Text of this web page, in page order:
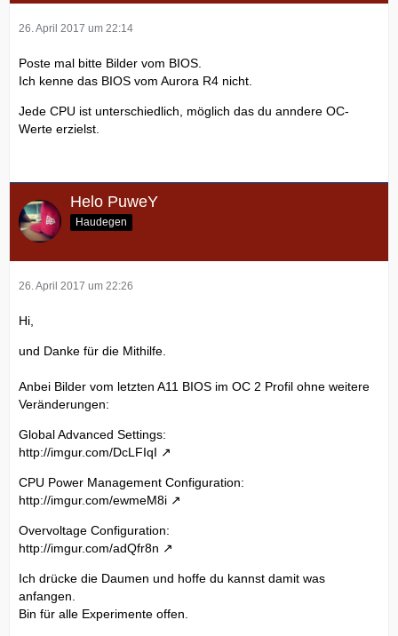
26. April 2017 um 22:14
Poste mal bitte Bilder vom BIOS.
Ich kenne das BIOS vom Aurora R4 nicht.
Jede CPU ist unterschiedlich, möglich das du anndere OC-
Werte erzielst.
Helo PuweY
Haudegen
26. April 2017 um 22:26
Hi,
und Danke für die Mithilfe.
Anbei Bilder vom letzten A11 BIOS im OC 2 Profil ohne weitere
Veränderungen:
Global Advanced Settings:
http://imgur.com/DcLFIqI
CPU Power Management Configuration:
http://imgur.com/ewmeM8i
Overvoltage Configuration:
http://imgur.com/adQfr8n
Ich drücke die Daumen und hoffe du kannst damit was
anfangen.
Bin für alle Experimente offen.